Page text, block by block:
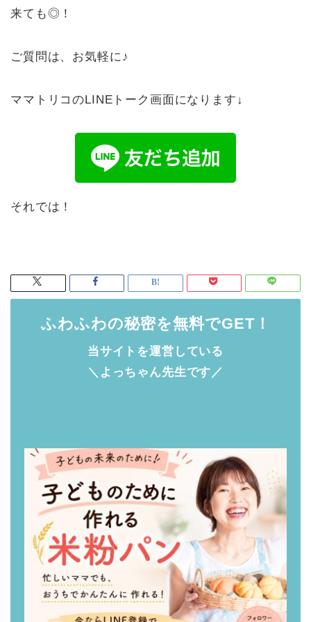
来ても◎！
ご質問は、お気軽に♪
ママトリコのLINEトーク画面になります↓
それでは！
ふわふわの秘密を無料でGET！
当サイトを運営している
＼よっちゃん先生です／